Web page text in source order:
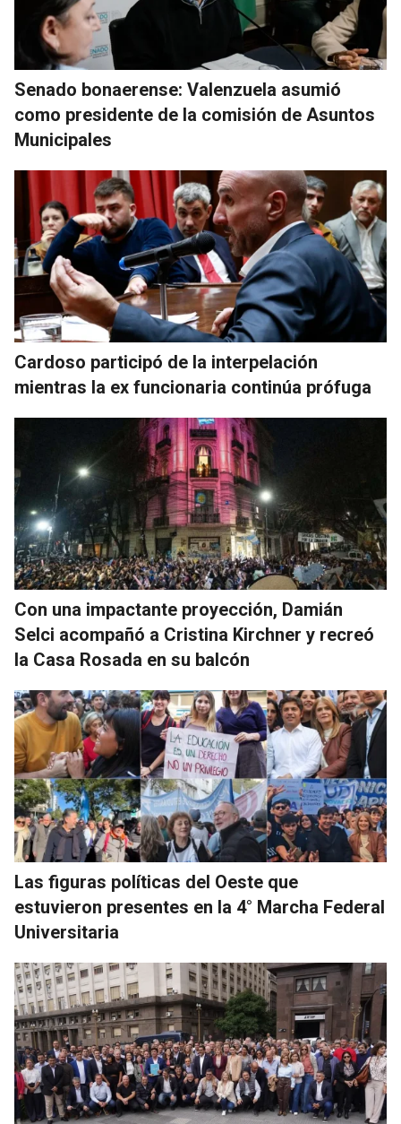
Senado bonaerense: Valenzuela asumió
como presidente de la comisión de Asuntos
Municipales
Cardoso participó de la interpelación
mientras la ex funcionaria continúa prófuga
Con una impactante proyección, Damián
Selci acompañó a Cristina Kirchner y recreó
la Casa Rosada en su balcón
Las figuras políticas del Oeste que
estuvieron presentes en la 4° Marcha Federal
Universitaria